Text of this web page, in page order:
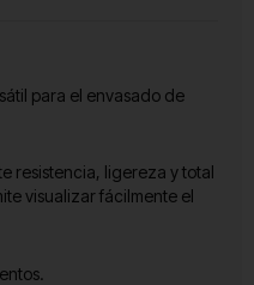
para el envasado de
resistencia, ligereza y total
visualizar fácilmente el